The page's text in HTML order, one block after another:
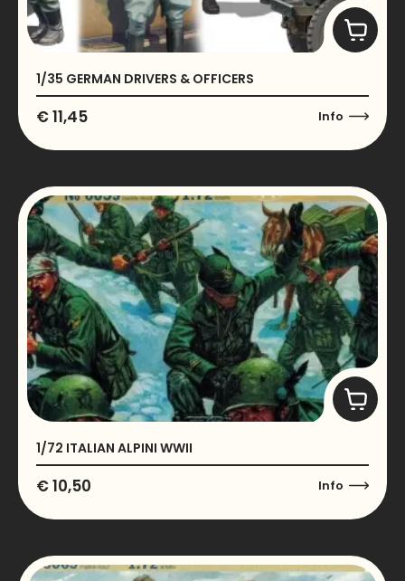
1/35 GERMAN DRIVERS & OFFICERS
€11,45 Info
1/72 ITALIAN ALPINI WWII
€10,50 Info